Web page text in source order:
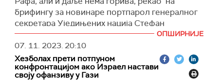
(Ројтерс)
брифингу за новинаре портпарол генералног
секретара Уједињених нација Стефан
Дижарик.
Дижарик је напоменуо да су египатске власти
пристале да распореде техничку јединицу УН,
која ће деловати у хуманитарном својству и
ОПШИРНИЈЕ
07. 11. 2023.20:10
Хезболах прети потпуном
конфронтацијом ако Израел настави
своју офанзиву у Гази